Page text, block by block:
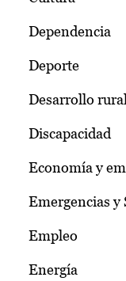
Dependencia
Deporte
Desarrollo
Discapacidad
Economía y
Emergencias y
Empleo
Energía